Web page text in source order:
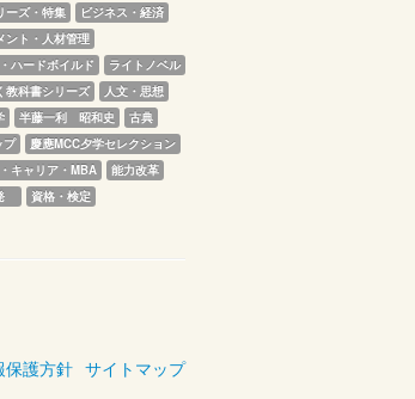
ーズ・特集
ビジネス・経済
ント・人材管理
ハードボイルド
ライトノベル
教科書シリーズ
人文・思想
半藤一利　昭和史
古典
プ
慶應MCC夕学セレクション
キャリア・MBA
能力改革
資格・検定
保護方針 サイトマップ